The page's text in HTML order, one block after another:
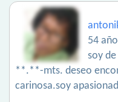
54
soy
**.**-mts. deseo
carinosa.soy